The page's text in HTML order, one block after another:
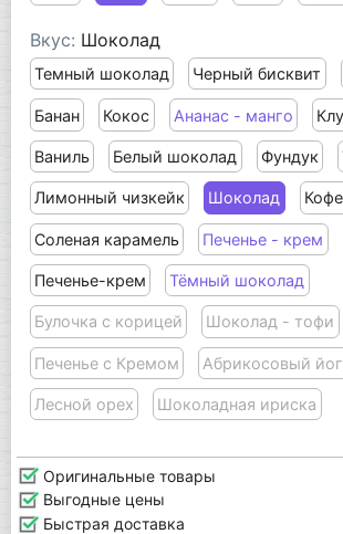
Вкус: Шоколад
Темный шоколад Черный бисквит
Банан Кокос Ананас - манго
Ваниль Белый шоколад Фундук
Лимонный чизкейк Шоколад
Соленая карамель Печенье - крем
Печенье-крем Тёмный шоколад
Булочка с корицей Шоколад - тофи
Печенье с Кремом Абрикосовый
Лесной орех Шоколадная ириска
Оригинальные товары
Выгодные цены
Быстрая доставка